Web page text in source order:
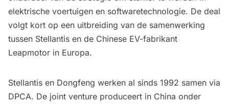
elektrische voertuigen en softwaretechnologie. De deal
volgt kort op een uitbreiding van de samenwerking
tussen Stellantis en de Chinese EV-fabrikant
Leapmotor in Europa.
Stellantis en Dongfeng werken al sinds 1992 samen via
DPCA. De joint venture produceert in China onder